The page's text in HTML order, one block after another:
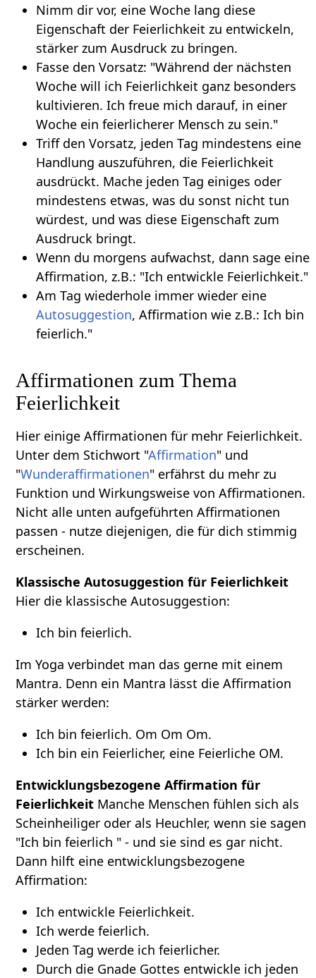
Nimm dir vor, eine Woche lang diese
Eigenschaft der Feierlichkeit zu entwickeln,
stärker zum Ausdruck zu bringen.
Fasse den Vorsatz: "Während der nächsten
Woche will ich Feierlichkeit ganz besonders
kultivieren. Ich freue mich darauf, in einer
Woche ein feierlicherer Mensch zu sein."
Triff den Vorsatz, jeden Tag mindestens eine
Handlung auszuführen, die Feierlichkeit
ausdrückt. Mache jeden Tag einiges oder
mindestens etwas, was du sonst nicht tun
würdest, und was diese Eigenschaft zum
Ausdruck bringt.
Wenn du morgens aufwachst, dann sage eine
Affirmation, z.B.: "Ich entwickle Feierlichkeit."
Am Tag wiederhole immer wieder eine
Autosuggestion, Affirmation wie z.B.: Ich bin
feierlich."
Affirmationen zum Thema
Feierlichkeit
Hier einige Affirmationen für mehr Feierlichkeit.
Unter dem Stichwort "Affirmation" und
"Wunderaffirmationen" erfährst du mehr zu
Funktion und Wirkungsweise von Affirmationen.
Nicht alle unten aufgeführten Affirmationen
passen - nutze diejenigen, die für dich stimmig
erscheinen.
Klassische Autosuggestion für Feierlichkeit
Hier die klassische Autosuggestion:
Ich bin feierlich.
Im Yoga verbindet man das gerne mit einem
Mantra. Denn ein Mantra lässt die Affirmation
stärker werden:
Ich bin feierlich. Om Om Om.
Ich bin ein Feierlicher, eine Feierliche OM.
Entwicklungsbezogene Affirmation für
Feierlichkeit Manche Menschen fühlen sich als
Scheinheiliger oder als Heuchler, wenn sie sagen
"Ich bin feierlich " - und sie sind es gar nicht.
Dann hilft eine entwicklungsbezogene
Affirmation:
Ich entwickle Feierlichkeit.
Ich werde feierlich.
Jeden Tag werde ich feierlicher.
Durch die Gnade Gottes entwickle ich jeden